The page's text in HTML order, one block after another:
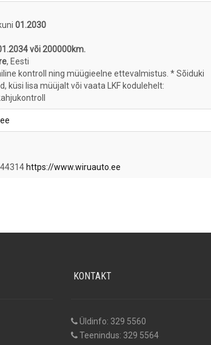
01.2030
või 200000km.
, Eesti
kontroll ning müügieelne ettevalmistus. * Sõiduki
küsi lisa müüjalt või vaata LKF kodulehelt:
https://www.wiruauto.ee
KONTAKT
Üldinfo: 329 5560
Teenindus: 329 5564